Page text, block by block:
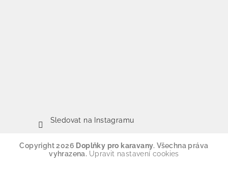
Sledovat na Instagramu
Copyright 2026 Doplňky pro karavany. Všechna práva
vyhrazena. Upravit nastavení cookies